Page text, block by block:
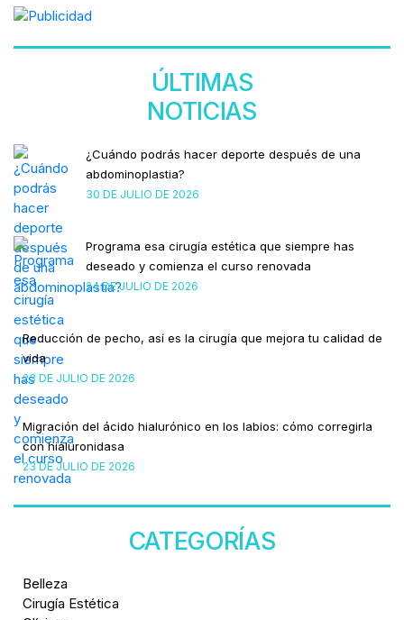
ÚLTIMAS
NOTICIAS
¿Cuándo podrás hacer deporte después de una
abdominoplastia?
30 DE JULIO DE 2026
Programa esa cirugía estética que siempre has
deseado y comienza el curso renovada
24 DE JULIO DE 2026
Reducción de pecho, así es la cirugía que mejora tu calidad de
vida
23 DE JULIO DE 2026
Migración del ácido hialurónico en los labios: cómo corregirla
con hialuronidasa
23 DE JULIO DE 2026
CATEGORÍAS
Belleza
Cirugía Estética